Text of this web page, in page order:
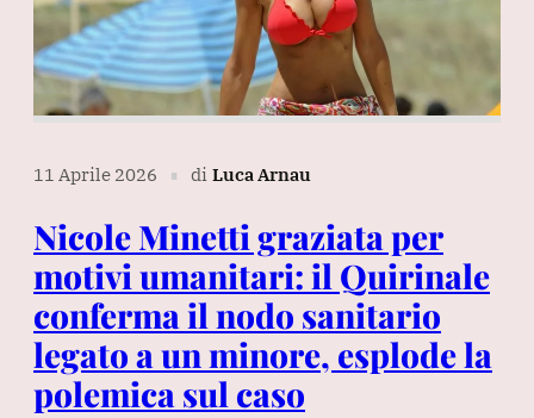
11 Aprile 2026 ∎ di Luca Arnau
Nicole Minetti graziata per
motivi umanitari: il Quirinale
conferma il nodo sanitario
legato a un minore, esplode la
polemica sul caso